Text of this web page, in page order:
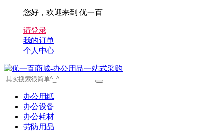
您好，欢迎来到 优一百
请登录
我的订单
个人中心
办公用纸
办公设备
办公耗材
劳防用品